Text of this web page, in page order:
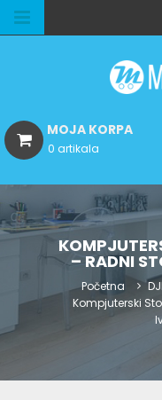
MOJA KORPA
0 artikala
– RADNI
Početna
Kompjuterski